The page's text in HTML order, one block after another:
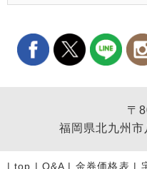
〒
福岡県北九州
|top | Q&A| 金券価格表 |